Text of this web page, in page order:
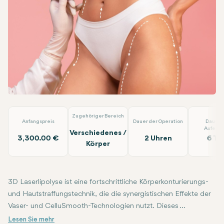
Linkedin
WhatsApp
Telegram
E-Mail
Anfangspreis
3,300.00 €
Zugehöriger Bereich
Verschiedenes /
Körper
Dauer der Operation
2 Uhren
Dauer
6
3D Laserlipolyse ist eine fortschrittliche Körperkonturierungs-
und Hautstraffungstechnik, die die synergistischen Effekte der
Vaser- und CelluSmooth-Technologien nutzt. Dieses
hochmoderne Verfahren ist darauf ausgelegt, lokalisierte